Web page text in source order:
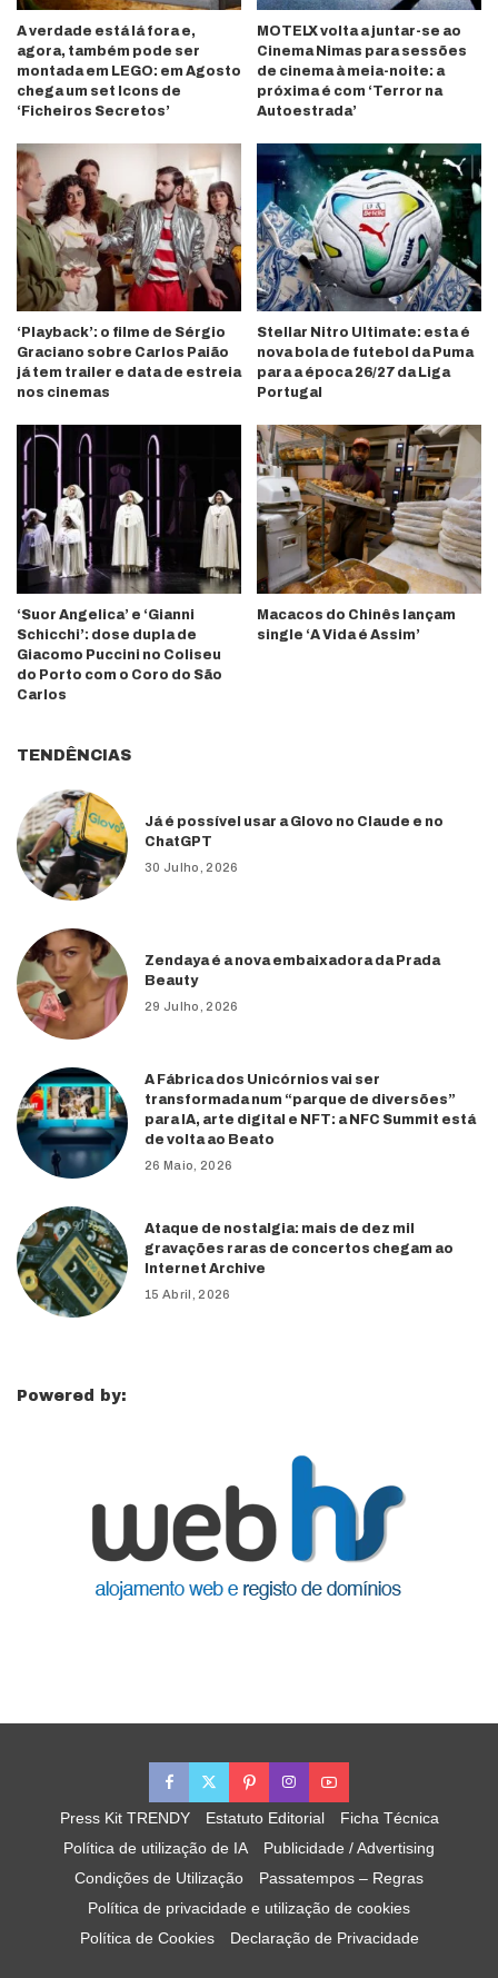
A verdade está lá fora e,
agora, também pode ser
montada em LEGO: em Agosto
chega um set Icons de
‘Ficheiros Secretos’
MOTELX volta a juntar-se ao
Cinema Nimas para sessões
de cinema à meia-noite: a
próxima é com ‘Terror na
Autoestrada’
‘Playback’: o filme de Sérgio
Graciano sobre Carlos Paião
já tem trailer e data de estreia
nos cinemas
Stellar Nitro Ultimate: esta é
nova bola de futebol da Puma
para a época 26/27 da Liga
Portugal
‘Suor Angelica’ e ‘Gianni
Schicchi’: dose dupla de
Giacomo Puccini no Coliseu
do Porto com o Coro do São
Carlos
Macacos do Chinês lançam
single ‘A Vida é Assim’
TENDÊNCIAS
Já é possível usar a Glovo no Claude e no
ChatGPT
30 Julho, 2026
Zendaya é a nova embaixadora da Prada
Beauty
29 Julho, 2026
A Fábrica dos Unicórnios vai ser
transformada num “parque de diversões”
para IA, arte digital e NFT: a NFC Summit está
de volta ao Beato
26 Maio, 2026
Ataque de nostalgia: mais de dez mil
gravações raras de concertos chegam ao
Internet Archive
15 Abril, 2026
Powered by:
Press Kit TRENDY Estatuto Editorial
Ficha Técnica
Política de utilização de IA
Publicidade / Advertising
Condições de Utilização
Passatempos – Regras
Política de privacidade e utilização de cookies
Política de Cookies
Declaração de Privacidade